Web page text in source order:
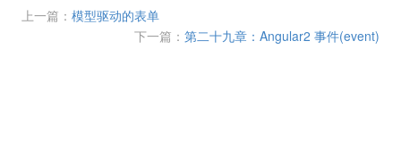
上一篇： 模型驱动的表单
下一篇： 第二十九章：Angular2 事件(event)